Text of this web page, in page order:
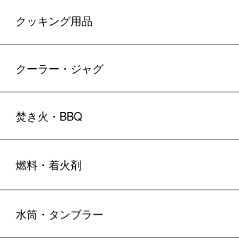
クッキング用品
クーラー・ジャグ
焚き火・BBQ
燃料・着火剤
水筒・タンブラー